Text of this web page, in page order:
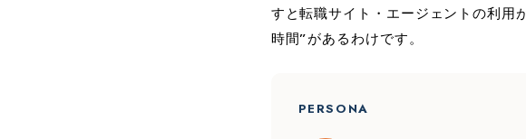
すと転職サイト・エージェントの利用
時間”があるわけです。
PERSONA